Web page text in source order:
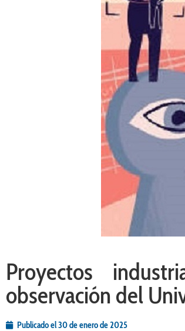
Proyectos
observación del
Publicado el30 de enero de 2025